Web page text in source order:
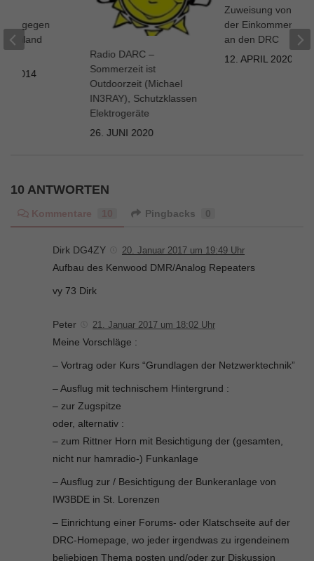
Radio DARC –
Sommerzeit ist
Outdoorzeit (Michael
IN3RAY), Schutzklassen
Elektrogeräte
26. JUNI 2020
Zuweisung von 5
der
an den DRC
12. APRIL 2020
gegen
2014
10 ANTWORTEN
Kommentare Pingbacks 0
Dirk DG4ZY 20. Januar 2017 um 19:49 Uhr
Aufbau des Kenwood DMR/Analog Repeaters
vy 73 Dirk
Peter 21. Januar 2017 um 18:02 Uhr
Meine Vorschläge :
– Vortrag oder Kurs “Grundlagen der Netzwerktechnik”
– Ausflug mit technischem Hintergrund :
– zur Zugspitze
oder, alternativ :
– zum Rittner Horn mit Besichtigung der (gesamten,
nicht nur hamradio-) Funkanlage
– Ausflug zur / Besichtigung der Bunkeranlage von
IW3BDE in St. Lorenzen
– Einrichtung einer Forums- oder Klatschseite auf der
DRC-Homepage, wo jeder irgendwas zu irgendeinem
beliebigen Thema posten und/oder zur Diskussion